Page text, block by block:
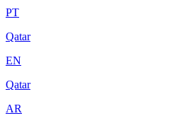
PT
Qatar
EN
Qatar
AR